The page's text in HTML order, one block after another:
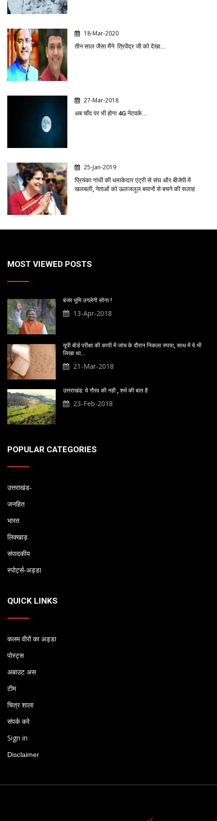
18-Mar-2020
तीन साल जैसा मैंने त्रिवेंद्र जी को देखा...
27-Mar-2018
अब चाँद पर भी होगा 4G नेटवर्क...
25-Jan-2019
प्रियंका गांधी की धमाकेदार एंट्री से संघ और बीजेपी में
खलबली, नेताओं को ऊलजलूल बयानों से बचने की सलाह
MOST VIEWED POSTS
बंजर भूमि उगलेगी सोना !
13-Apr-2018
यूपी बोर्ड परीक्षा की कापी में जांच के दौरान निकला रुपया, साथ में ये भी
लिखा था…
21-Mar-2018
उत्तराखंड: ये गौरव की नही , शर्म की बात है
23-Feb-2018
POPULAR CATEGORIES
उत्तराखंड-
जनहित
भारत
लिक्खाड़
संपादकीय
स्पोर्ट्स-अड्डा
QUICK LINKS
कलम वीरों का अड्डा
पोस्ट्स
अबाउट अस
टीम
चित्र शाला
संपर्क करे
Sign in
Disclaimer